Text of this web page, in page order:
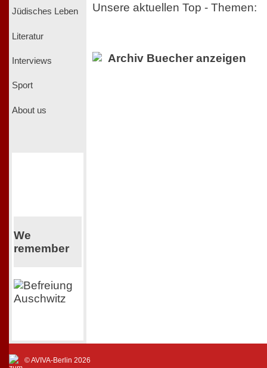
Jüdisches Leben
Literatur
Interviews
Sport
About us
We
remember
Unsere aktuellen Top - Themen:
Archiv Buecher anzeigen
© AVIVA-Berlin 2026